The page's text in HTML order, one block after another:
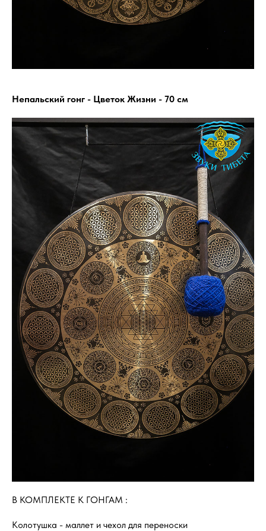
Непальский гонг - Цветок Жизни - 70 см
В КОМПЛЕКТЕ К ГОНГАМ :
Колотушка - маллет и чехол для переноски